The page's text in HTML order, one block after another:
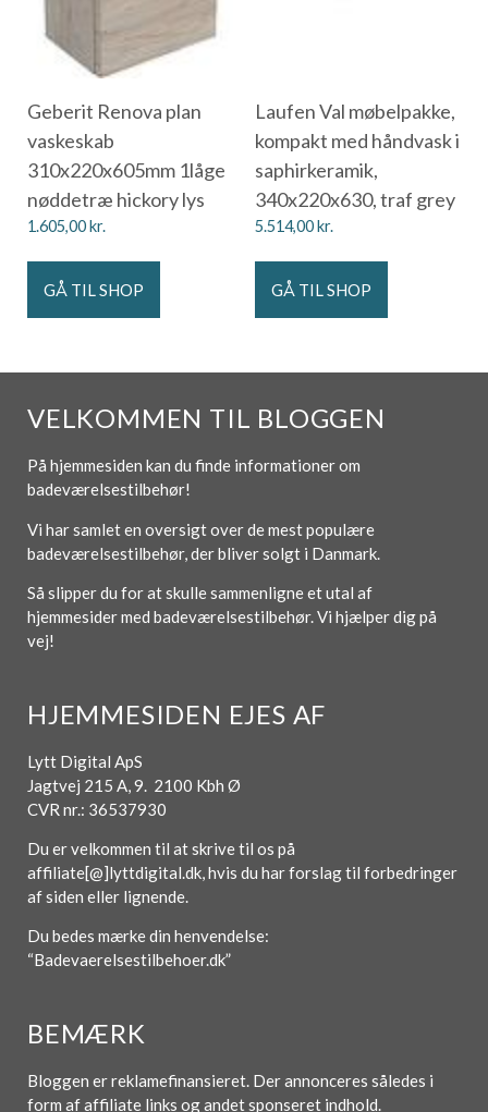
Geberit Renova plan
vaskeskab
310x220x605mm 1låge
nøddetræ hickory lys
1.605,00kr.
GÅ TIL SHOP
Laufen Val møbelpakke,
kompakt med håndvask i
saphirkeramik,
340x220x630, traf grey
5.514,00kr.
GÅ TIL SHOP
VELKOMMEN TIL BLOGGEN
På hjemmesiden kan du finde informationer om
badeværelsestilbehør!
Vi har samlet en oversigt over de mest populære
badeværelsestilbehør, der bliver solgt i Danmark.
Så slipper du for at skulle sammenligne et utal af
hjemmesider med badeværelsestilbehør. Vi hjælper dig på
vej!
HJEMMESIDEN EJES AF
Lytt Digital ApS
Jagtvej 215 A, 9. 2100 Kbh Ø
CVR nr.: 36537930
Du er velkommen til at skrive til os på
affiliate[@]lyttdigital.dk, hvis du har forslag til forbedringer
af siden eller lignende.
Du bedes mærke din henvendelse:
“Badevaerelsestilbehoer.dk”
BEMÆRK
Bloggen er reklamefinansieret. Der annonceres således i
form af affiliate links og andet sponseret indhold.